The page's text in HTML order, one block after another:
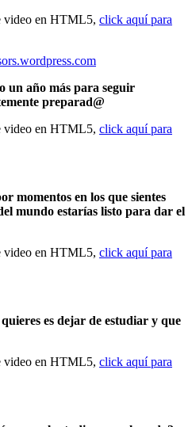
video en HTML5, click aquí para
un año más para seguir
preparad@
video en HTML5, click aquí para
momentos en los que sientes
mundo estarías listo para dar el
video en HTML5, click aquí para
es dejar de estudiar y que
video en HTML5, click aquí para